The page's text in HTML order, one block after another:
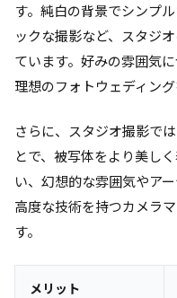
す。純白の背景でシンプ
ックな撮影など、スタジ
ています。好みの雰囲気
理想のフォトウェディング
さらに、スタジオ撮影で
とで、被写体をより美し
い、幻想的な雰囲気やア
高度な技術を持つカメラ
す。
メリット